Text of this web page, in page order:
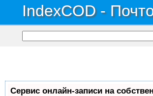
IndexCOD -
Сервис онлайн-записи на